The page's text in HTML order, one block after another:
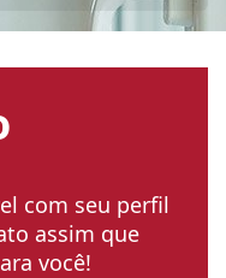
com seu perfil
assim que
você!